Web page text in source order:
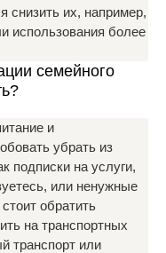
снизить их, например,
использования более
семейного
и
убрать из
подписки на услуги,
или ненужные
обратить
на транспортных
транспорт или